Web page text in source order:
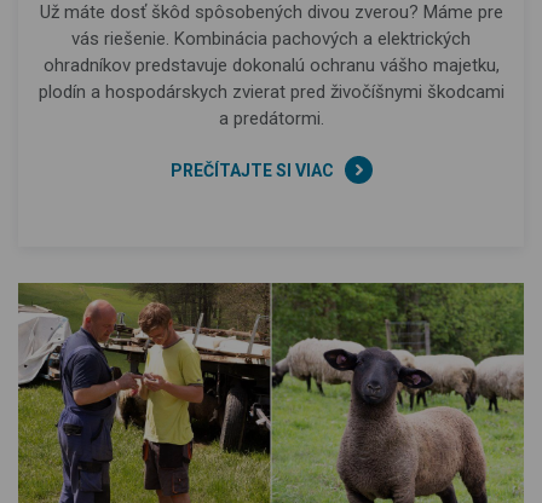
Už máte dosť škôd spôsobených divou zverou? Máme pre
vás riešenie. Kombinácia pachových a elektrických
ohradníkov predstavuje dokonalú ochranu vášho majetku,
plodín a hospodárskych zvierat pred živočíšnymi škodcami
a predátormi.
PREČÍTAJTE SI VIAC